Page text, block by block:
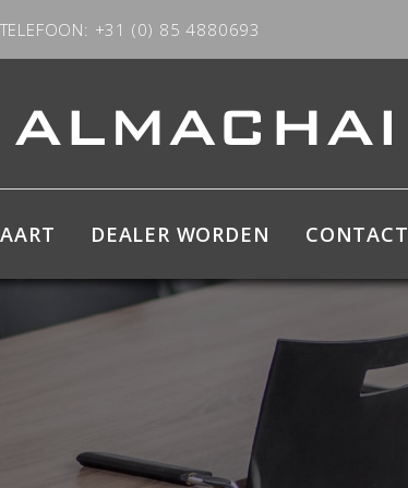
TELEFOON: +31 (0) 85 4880693
DEALER WORDEN CONTACT